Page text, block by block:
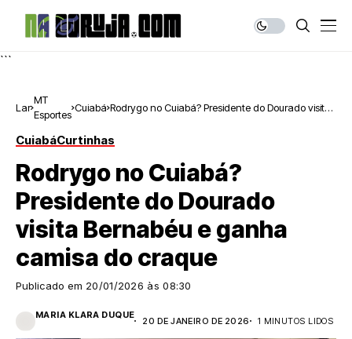
```
Lar
MT
Esportes
Cuiabá Rodrygo no Cuiabá? Presidente do Dourado visita
CuiabáCurtinhas
Rodrygo no Cuiabá?
Presidente do Dourado
visita Bernabéu e ganha
camisa do craque
Publicado em 20/01/2026 às 08:30
MARIA KLARA DUQUE
20 DE JANEIRO DE 2026 1 MINUTOS LIDOS